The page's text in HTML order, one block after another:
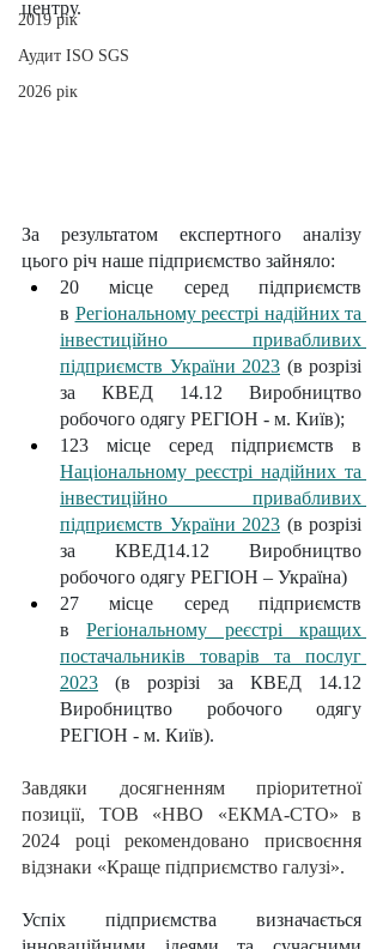
2019 рік
Аудит ISO SGS
2026 рік
центру.
За результатом експертного аналізу
цього річ наше підприємство зайняло:
20 місце серед підприємств
в Регіональному реєстрі надійних та
інвестиційно привабливих
підприємств України 2023 (в розрізі
за КВЕД 14.12 Виробництво
робочого одягу РЕГІОН - м. Київ);
Національному реєстрі надійних та
інвестиційно привабливих
підприємств України 2023 (в розрізі
за КВЕД14.12 Виробництво
робочого одягу РЕГІОН – Україна)
27 місце серед підприємств
в Регіональному реєстрі кращих
постачальників товарів та послуг
2023 (в розрізі за КВЕД 14.12
Виробництво робочого одягу
РЕГІОН - м. Київ).
Завдяки досягненням пріоритетної
позиції, ТОВ «НВО «ЕКМА-СТО» в
2024 році рекомендовано присвоєння
відзнаки «Краще підприємство галузі».
Успіх підприємства визначається